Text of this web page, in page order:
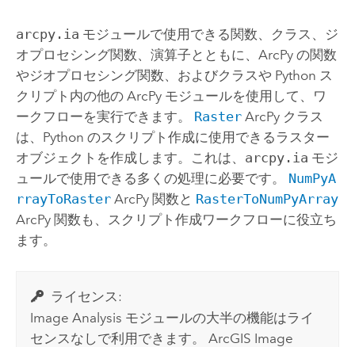
arcpy.ia モジュールで使用できる関数、クラス、ジ
オプロセシング関数、演算子とともに、ArcPy の関数
やジオプロセシング関数、およびクラスや Python ス
クリプト内の他の ArcPy モジュールを使用して、ワ
ークフローを実行できます。 RasterArcPy クラス
は、Python のスクリプト作成に使用できるラスター
オブジェクトを作成します。これは、 arcpy.ia モジ
ュールで使用できる多くの処理に必要です。 NumPyA
rrayToRasterArcPy 関数と RasterToNumPyArray
ArcPy 関数も、スクリプト作成ワークフローに役立ち
ます。
ライセンス:
Image Analysis モジュールの大半の機能はライ
センスなしで利用できます。 ArcGIS Image